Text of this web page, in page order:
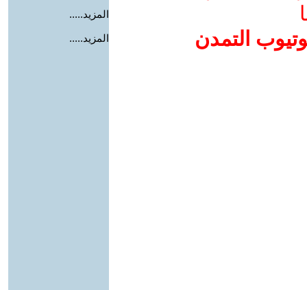
التمدن
المزيد.....
المزيد.....